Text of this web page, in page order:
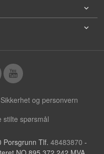
Sikkerhet og personvern
stilte spørsmål
Porsgrunn Tlf. 48483870 -